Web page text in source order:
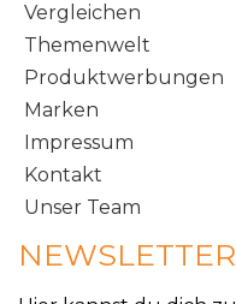
Vergleichen
Themenwelt
Produktwerbungen
Marken
Impressum
Kontakt
Unser Team
NEWSLETTER